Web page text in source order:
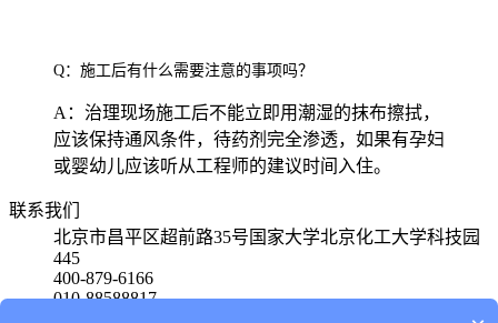
Q：施工后有什么需要注意的事项吗？
A：治理现场施工后不能立即用潮湿的抹布擦拭，
应该保持通风条件，待药剂完全渗透，如果有孕妇
或婴幼儿应该听从工程师的建议时间入住。
联系我们
北京市昌平区超前路35号国家大学北京化工大学科技园
445
400-879-6166
010-88588817